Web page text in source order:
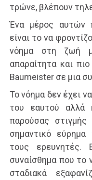
τρώνε, βλέπουν
Ένα μέρος αυτών
είναι το να
νόημα στη ζωή
απαραίτητα και
Baumeister σε μια
Το νόημα δεν έχει
του εαυτού αλλά
παρούσας
σημαντικό
τους ερευνητές.
συναίσθημα που
σταδιακά